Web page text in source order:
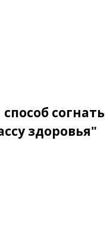
согнать
здоровья"